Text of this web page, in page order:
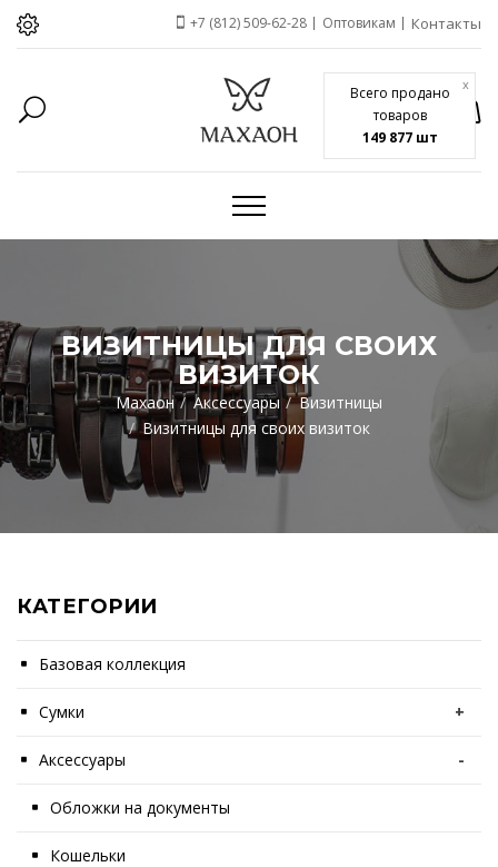
Всего продано
товаров
149 877 шт
x
+7 (812) 509-62-28 Оптовикам Контакты
ВИЗИТНИЦЫ ДЛЯ СВОИХ
ВИЗИТОК
Махаон Аксессуары
Визитницы
Визитницы для своих визиток
КАТЕГОРИИ
Базовая коллекция
Сумки +
Аксессуары -
Обложки на документы
Кошельки